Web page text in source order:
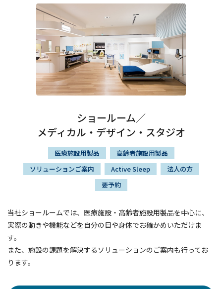
ショールーム／
メディカル・デザイン・スタジオ
医療施設用製品
高齢者施設用製品
ソリューションご案内
Active Sleep
法人の方
要予約
当社ショールームでは、医療施設・高齢者施設用製品を中心に、
実際の動きや機能などを自分の目や身体でお確かめいただけま
す。
また、施設の課題を解決するソリューションのご案内も行ってお
ります。